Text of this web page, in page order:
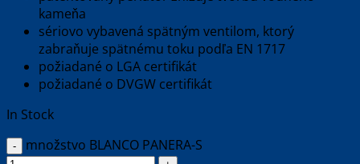
kameňa
sériovo vybavená spätným ventilom, ktorý
zabraňuje spätnému toku podľa EN 1717
požiadané o LGA certifikát
požiadané o DVGW certifikát
In Stock
množstvo BLANCO PANERA-S